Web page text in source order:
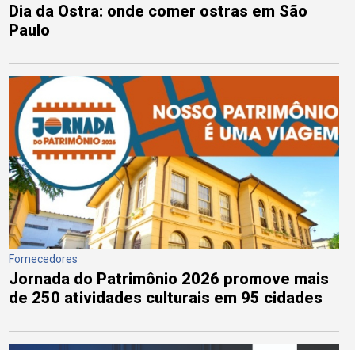
Dia da Ostra: onde comer ostras em São
Paulo
Fornecedores
Jornada do Patrimônio 2026 promove mais
de 250 atividades culturais em 95 cidades